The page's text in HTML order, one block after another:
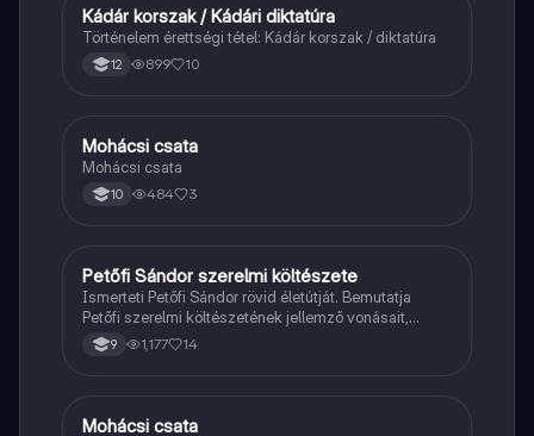
Töri
Kádár korszak / Kádári diktatúra
Történelem érettségi tétel: Kádár korszak / diktatúra
12 899 10
Magyar
Mohácsi csata
Mohácsi csata
10 484 3
Magyar
Petőfi Sándor szerelmi költészete
Ismerteti Petőfi Sándor rövid életútját. Bemutatja
Petőfi szerelmi költészetének jellemző vonásait,
vereseinek ihletőit és külön kitér a hitvesi
költészetére.
9 1,177 14
Töri
Mohácsi csata